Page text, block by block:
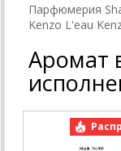
Парфюмерия
Kenzo L'eau
Аромат